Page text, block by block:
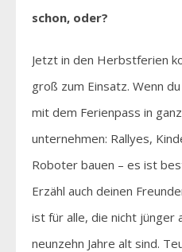
schon, oder?
Jetzt in den Herbstferien
groß zum Einsatz. Wenn
mit dem Ferienpass in
unternehmen: Rallyes,
Roboter bauen – es ist
Erzähl auch deinen
ist für alle, die nicht jünger
neunzehn Jahre alt sind.